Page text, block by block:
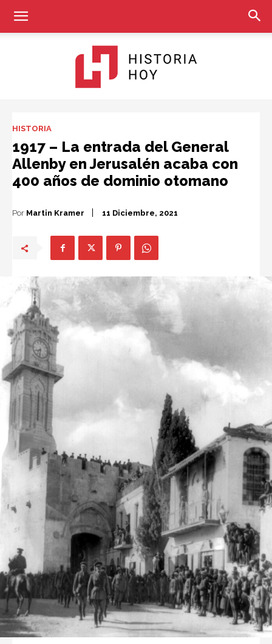
Hoy
HISTORIA
1917 – La entrada del General
Allenby en Jerusalén acaba con
400 años de dominio otomano
Por Martin Kramer 11 Diciembre, 2021